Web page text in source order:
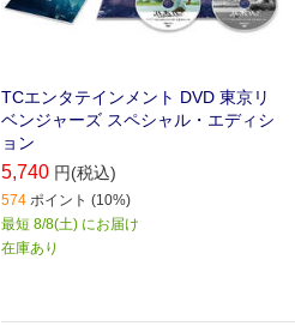
TCエンタテインメント DVD 東京リ
ベンジャーズ スペシャル・エディシ
ョン
5,740 円(税込)
574 ポイント (10%)
最短 8/8(土) にお届け
在庫あり